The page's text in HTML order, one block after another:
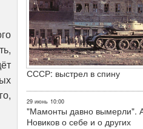
СССР: выстрел в спину
29 июнь 10:00
"Мамонты давно вымерли".
Новиков о себе и о других